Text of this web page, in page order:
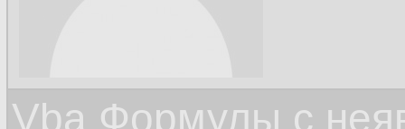
Vba Формулы с